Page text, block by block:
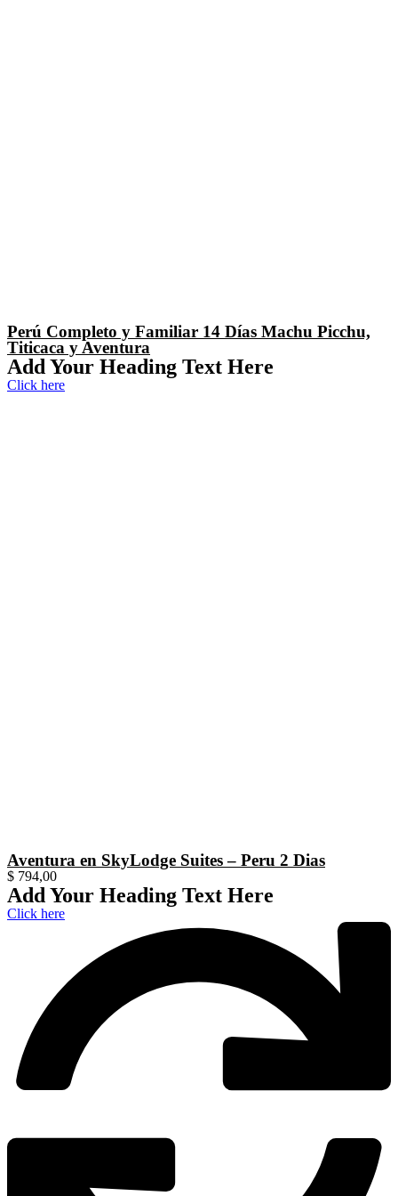
Perú Completo y Familiar 14 Días Machu Picchu,
Titicaca y Aventura
Add Your Heading Text Here
Click here
Aventura en SkyLodge Suites – Peru 2 Dias
$ 794,00
Add Your Heading Text Here
Click here